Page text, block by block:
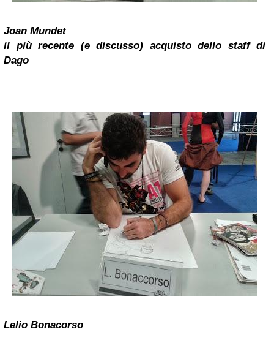
Joan Mundet
il più recente (e discusso) acquisto dello staff di
Dago
Lelio Bonacorso